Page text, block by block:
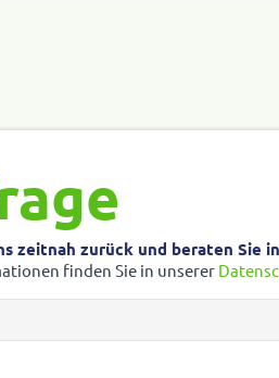
zeitnah zurück und beraten Sie
finden Sie in unserer